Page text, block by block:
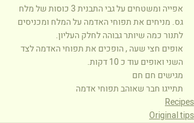
אפייה ומשטחים על גבי התבנית 3 כוסות של מלח
גס. מניחים את תפוחי האדמה על המלח ומכניסים
לתנור כמה שיותר גבוהה לחלק העליון.
אופים חצי שעה , הופכים את תפוחי האדמה לצד
השני ואופים עוד כ 10 דקות.
מגישים חם חם
תתייגו חבר שאוהב תפוחי אדמה
Recipes
Original tips